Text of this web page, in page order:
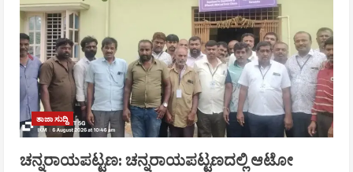
ತಾಜಾ ಸುದ್ದಿ
ಚನ್ನರಾಯಪಟ್ಟಣ: ಚನ್ನರಾಯಪಟ್ಟಣದಲ್ಲಿ ಆಟೋ